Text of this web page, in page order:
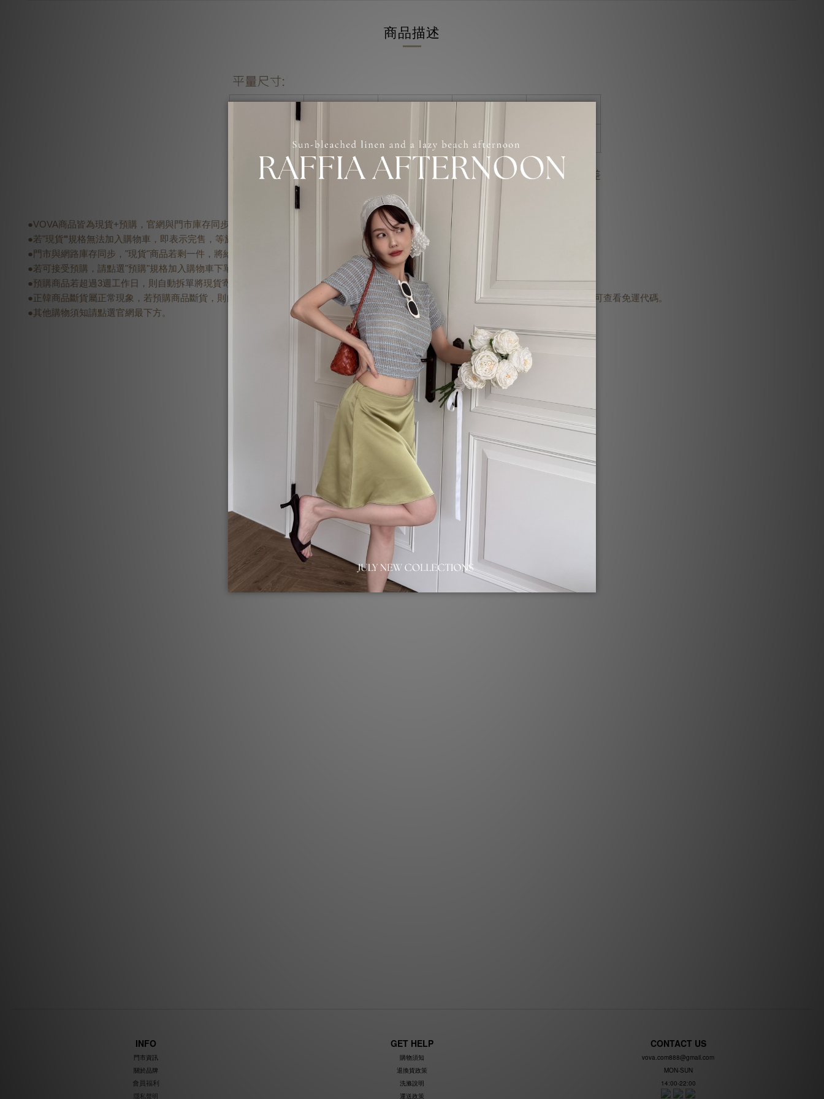
商品描述
●VOVA商品皆為現貨+預購，官網與門市庫存同步，現貨會盡力於24小時內出貨 ，週末及例假日出貨暫停。
●若"現貨"規格無法加入購物車，即表示完售，等於門市也完售囉。
●門市與網路庫存同步，"現貨"商品若剩一件，將給予"優先付款者"為主，未付款者商品將會轉為"預購"。
●若可接受預購，請點選"預購"規格加入購物車下單，預購商品約1-3週工作日，不含假日 (特殊節日預購期變動將另行公告）。
●預購商品若超過3週工作日，則自動拆單將現貨寄出，預購商品後續寄出運費由VOVA自行負擔。
●正韓商品斷貨屬正常現象，若預購商品斷貨，則自動將現貨商品寄出，斷貨商品金額自動轉入購物金並補償一次免運優惠代碼，登入會員即可查看免運代碼。
●其他購物須知請點選官網最下方。
了解更多
INFO
門市資訊
關於品牌
會員福利
隱私聲明
GET HELP
購物須知
退換貨政策
洗滌說明
運送政策
CONTACT US
vova.com888@gmail.com
MON-SUN
14:00-22:00